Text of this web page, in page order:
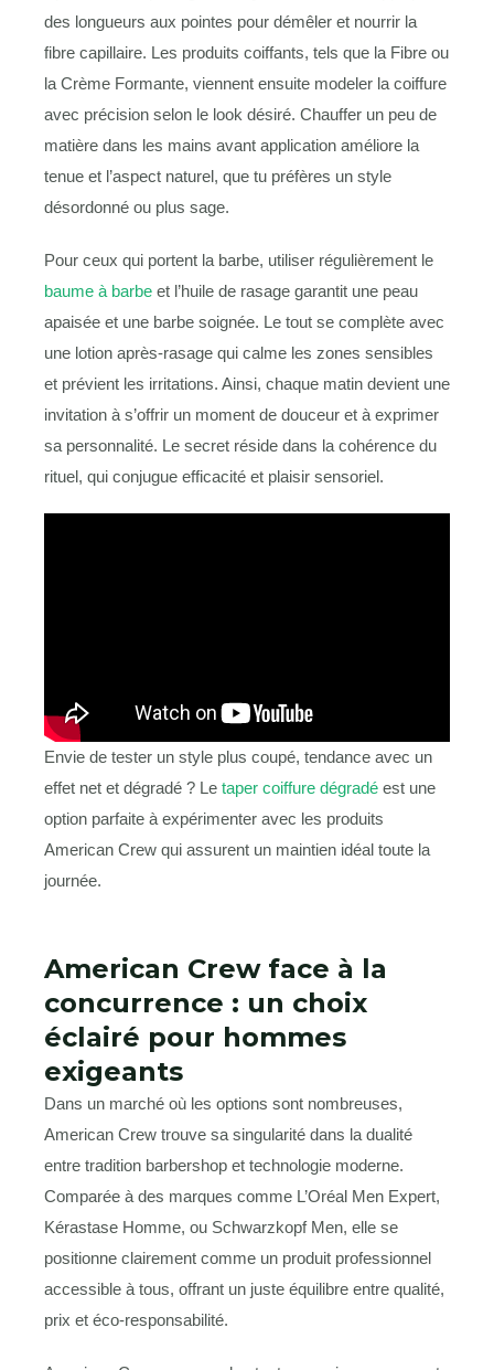
des longueurs aux pointes pour démêler et nourrir la
fibre capillaire. Les produits coiffants, tels que la Fibre ou
la Crème Formante, viennent ensuite modeler la coiffure
avec précision selon le look désiré. Chauffer un peu de
matière dans les mains avant application améliore la
tenue et l’aspect naturel, que tu préfères un style
désordonné ou plus sage.
Pour ceux qui portent la barbe, utiliser régulièrement le
baume à barbe et l’huile de rasage garantit une peau
apaisée et une barbe soignée. Le tout se complète avec
une lotion après-rasage qui calme les zones sensibles
et prévient les irritations. Ainsi, chaque matin devient une
invitation à s’offrir un moment de douceur et à exprimer
sa personnalité. Le secret réside dans la cohérence du
rituel, qui conjugue efficacité et plaisir sensoriel.
Envie de tester un style plus coupé, tendance avec un
effet net et dégradé ? Le taper coiffure dégradé est une
option parfaite à expérimenter avec les produits
American Crew qui assurent un maintien idéal toute la
journée.
American Crew face à la
concurrence : un choix
éclairé pour hommes
exigeants
Dans un marché où les options sont nombreuses,
American Crew trouve sa singularité dans la dualité
entre tradition barbershop et technologie moderne.
Comparée à des marques comme L’Oréal Men Expert,
Kérastase Homme, ou Schwarzkopf Men, elle se
positionne clairement comme un produit professionnel
accessible à tous, offrant un juste équilibre entre qualité,
prix et éco-responsabilité.